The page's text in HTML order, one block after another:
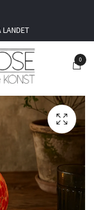
LANDET
0